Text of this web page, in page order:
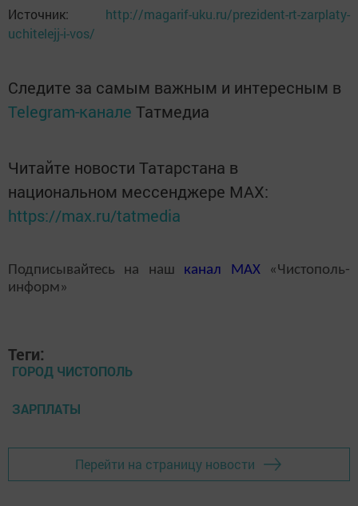
Источник: http://magarif-uku.ru/prezident-rt-zarplaty-
uchitelejj-i-vos/
Следите за самым важным и интересным в
Telegram-канале Татмедиа
Читайте новости Татарстана в
национальном мессенджере MАХ:
https://max.ru/tatmedia
Подписывайтесь на наш канал MAX«Чистополь-
информ»
Теги:
ГОРОД ЧИСТОПОЛЬ
ЗАРПЛАТЫ
Перейти на страницу новости